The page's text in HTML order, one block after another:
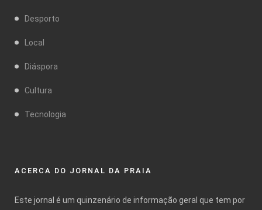
Desporto
Local
Diáspora
Cultura
Tecnologia
ACERCA DO JORNAL DA PRAIA
Este jornal é um quinzenário de informação geral que tem por